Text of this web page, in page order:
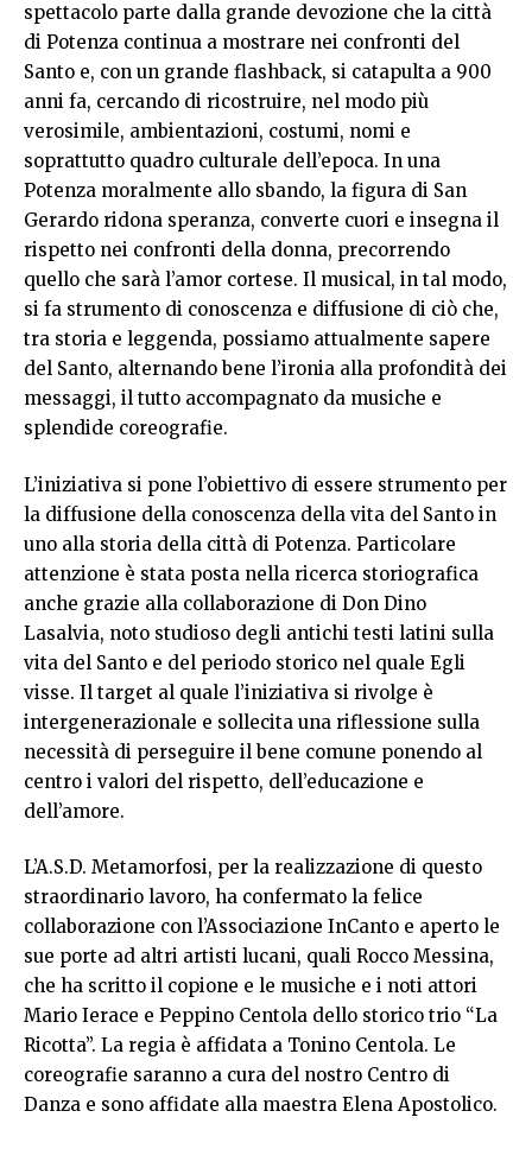
spettacolo parte dalla grande devozione che la città
di Potenza continua a mostrare nei confronti del
Santo e, con un grande flashback, si catapulta a 900
anni fa, cercando di ricostruire, nel modo più
verosimile, ambientazioni, costumi, nomi e
soprattutto quadro culturale dell’epoca. In una
Potenza moralmente allo sbando, la figura di San
Gerardo ridona speranza, converte cuori e insegna il
rispetto nei confronti della donna, precorrendo
quello che sarà l’amor cortese. Il musical, in tal modo,
si fa strumento di conoscenza e diffusione di ciò che,
tra storia e leggenda, possiamo attualmente sapere
del Santo, alternando bene l’ironia alla profondità dei
messaggi, il tutto accompagnato da musiche e
splendide coreografie.
L’iniziativa si pone l’obiettivo di essere strumento per
la diffusione della conoscenza della vita del Santo in
uno alla storia della città di Potenza. Particolare
attenzione è stata posta nella ricerca storiografica
anche grazie alla collaborazione di Don Dino
Lasalvia, noto studioso degli antichi testi latini sulla
vita del Santo e del periodo storico nel quale Egli
visse. Il target al quale l’iniziativa si rivolge è
intergenerazionale e sollecita una riflessione sulla
necessità di perseguire il bene comune ponendo al
centro i valori del rispetto, dell’educazione e
dell’amore.
L’A.S.D. Metamorfosi, per la realizzazione di questo
straordinario lavoro, ha confermato la felice
collaborazione con l’Associazione InCanto e aperto le
sue porte ad altri artisti lucani, quali Rocco Messina,
che ha scritto il copione e le musiche e i noti attori
Mario Ierace e Peppino Centola dello storico trio “La
Ricotta”. La regia è affidata a Tonino Centola. Le
coreografie saranno a cura del nostro Centro di
Danza e sono affidate alla maestra Elena Apostolico.